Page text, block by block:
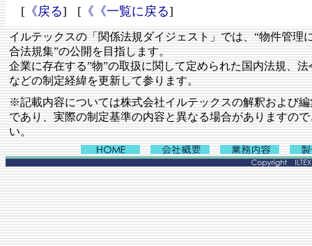
[《戻る] [《《一覧に戻る]
イルテックスの「関係法規ダイジェスト」では、“物件管理
合法規集”の公開を目指します。
企業に存在する”物”の取扱に関して定められた国内法規、
などの制定経緯を更新して参ります。
※記載内容については株式会社イルテックスの解釈および
であり、実際の制定基準の内容と異なる場合がありますの
い。